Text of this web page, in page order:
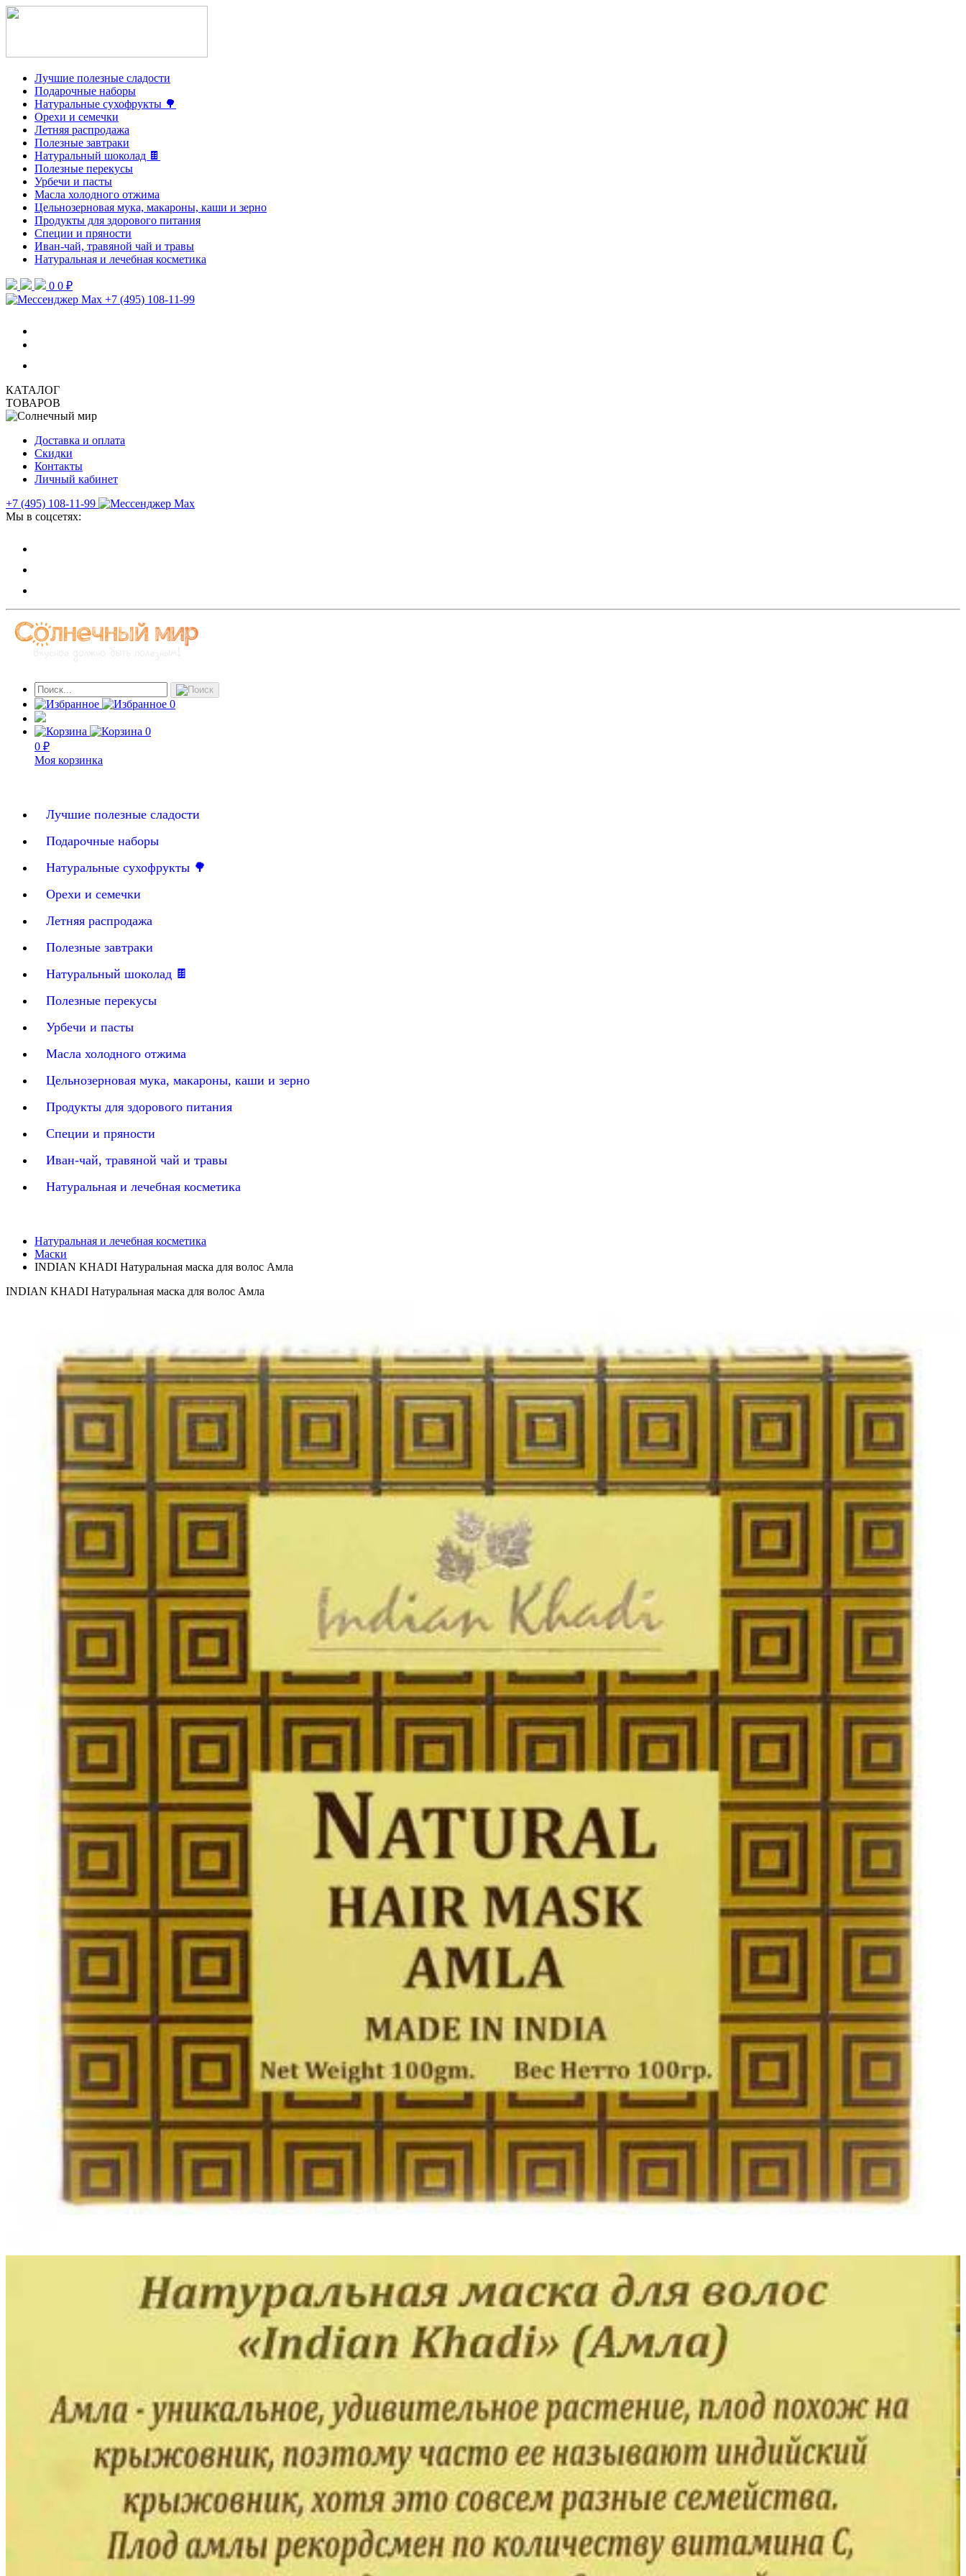
Лучшие полезные сладости
Подарочные наборы
Натуральные сухофрукты 🌳
Орехи и семечки
Летняя распродажа
Полезные завтраки
Натуральный шоколад 🍫
Полезные перекусы
Урбечи и пасты
Масла холодного отжима
Цельнозерновая мука, макароны, каши и зерно
Продукты для здорового питания
Специи и пряности
Иван-чай, травяной чай и травы
Натуральная и лечебная косметика
0 0 ₽
+7 (495) 108-11-99
КАТАЛОГ
ТОВАРОВ
Доставка и оплата
Скидки
Контакты
Личный кабинет
+7 (495) 108-11-99
Мы в соцсетях:
0
0
0 ₽
Моя корзинка
Лучшие полезные сладости
Подарочные наборы
Натуральные сухофрукты 🌳
Орехи и семечки
Летняя распродажа
Полезные завтраки
Натуральный шоколад 🍫
Полезные перекусы
Урбечи и пасты
Масла холодного отжима
Цельнозерновая мука, макароны, каши и зерно
Продукты для здорового питания
Специи и пряности
Иван-чай, травяной чай и травы
Натуральная и лечебная косметика
Натуральная и лечебная косметика
Маски
INDIAN KHADI Натуральная маска для волос Амла
INDIAN KHADI Натуральная маска для волос Амла